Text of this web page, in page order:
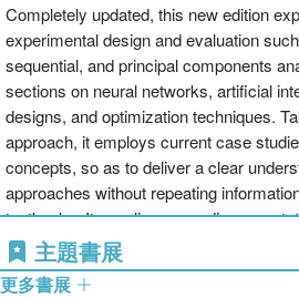
Completely updated, this new edition
experimental design and evaluation
sequential, and principal components
sections on neural networks, artificial
designs, and optimization techniques.
approach, it employs current case
concepts, so as to deliver a clear
approaches without repeating
textbooks. It supplies appendices on
programs in BASIC and MINITAB
grids, and matrices.
主題書展
更多書展